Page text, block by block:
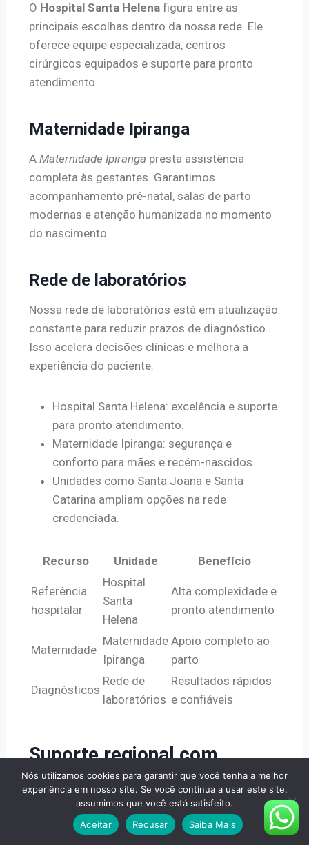
O Hospital Santa Helena figura entre as
principais escolhas dentro da nossa rede. Ele
oferece equipe especializada, centros
cirúrgicos equipados e suporte para pronto
atendimento.
Maternidade Ipiranga
A Maternidade Ipiranga presta assistência
completa às gestantes. Garantimos
acompanhamento pré-natal, salas de parto
modernas e atenção humanizada no momento
do nascimento.
Rede de laboratórios
Nossa rede de laboratórios está em atualização
constante para reduzir prazos de diagnóstico.
Isso acelera decisões clínicas e melhora a
experiência do paciente.
Hospital Santa Helena: excelência e suporte
para pronto atendimento.
Maternidade Ipiranga: segurança e
conforto para mães e recém-nascidos.
Unidades como Santa Joana e Santa
Catarina ampliam opções na rede
credenciada.
Recurso Unidade Benefício
Referência
hospitalar
Hospital
Santa
Helena
Alta complexidade e
pronto atendimento
Maternidade
Maternidade
Ipiranga
Apoio completo ao
parto
Diagnósticos
Rede de
laboratórios
Resultados rápidos
e confiáveis
Suporte regional com
atendimento em diversas
capitais
Nós utilizamos cookies para garantir que você tenha a melhor
experiência em nosso site. Se você continua a usar este site,
assumimos que você está satisfeito.
Aceitar
Recusar Saiba Mais